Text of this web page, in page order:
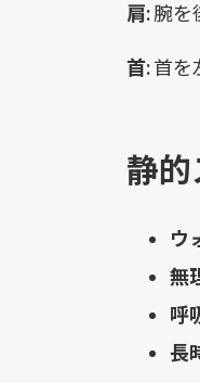
肩:腕を
首:首を
静
ウ
無
呼
長